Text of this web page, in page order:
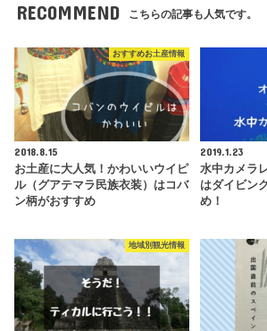
RECOMMEND こちらの記事も人気です。
おすすめお土産情報
2018.8.15
お土産に大人気！かわいいウイピ
ル（グアテマラ民族衣装）はコバ
ン柄がおすすめ
2019.1.23
水中カメラ
はダイビン
め！
地域別観光情報